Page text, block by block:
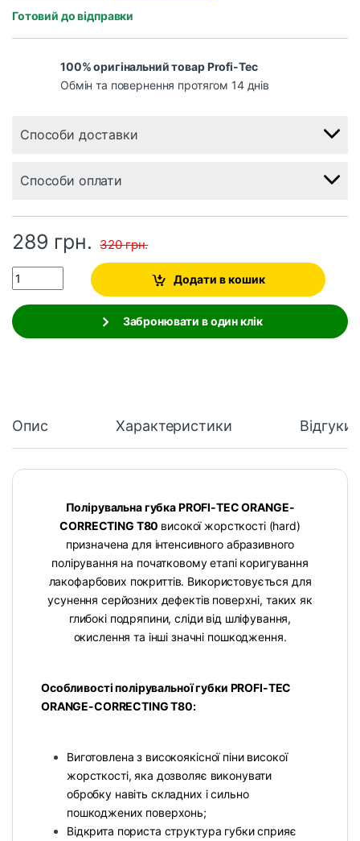
Готовий до відправки
100% оригінальний товар Profi-Tec
Обмін та повернення протягом 14 днів
Способи доставки
Способи оплати
289 грн. 320грн.
Quantity
Додати в кошик
Забронювати в один клік
Опис Характеристики Відгуки
Полірувальна губка PROFI-TEC ORANGE-
CORRECTING T80 високої жорсткості (hard)
призначена для інтенсивного абразивного
полірування на початковому етапі коригування
лакофарбових покриттів. Використовується для
усунення серйозних дефектів поверхні, таких як
глибокі подряпини, сліди від шліфування,
окислення та інші значні пошкодження.
Особливості полірувальної губки PROFI-TEC
ORANGE-CORRECTING T80:
Виготовлена з високоякісної піни високої
жорсткості, яка дозволяє виконувати
обробку навіть складних і сильно
пошкоджених поверхонь;
Відкрита пориста структура губки сприяє